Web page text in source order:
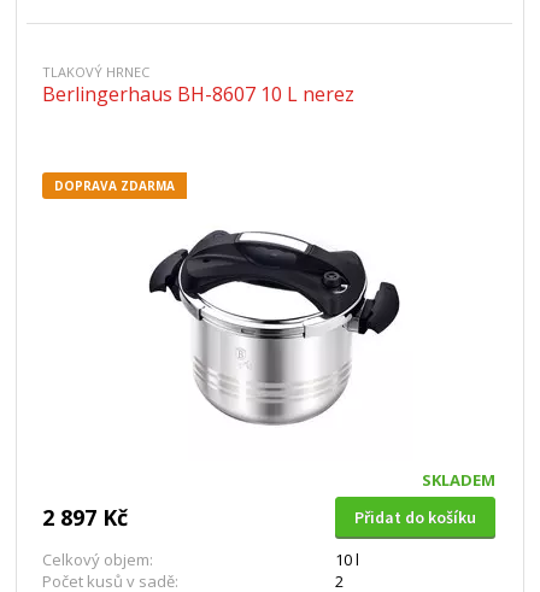
TLAKOVÝ HRNEC
Berlingerhaus BH-8607 10 L nerez
DOPRAVA ZDARMA
SKLADEM
2 897 Kč
Přidat do košíku
Celkový objem:
10 l
Počet kusů v sadě:
2